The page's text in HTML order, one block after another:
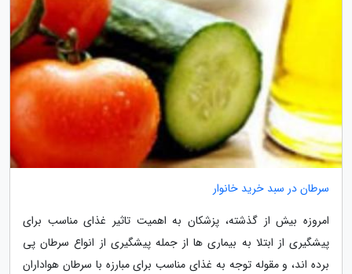
سرطان در سبد خرید خانوار
امروزه بیش از گذشته، پزشکان به اهمیت تاثیر غذای مناسب برای
پیشگیری از ابتلا به بیماری ها از جمله پیشگیری از انواع سرطان پی
برده اند، و مقوله توجه به غذای مناسب برای مبارزه با سرطان هواداران